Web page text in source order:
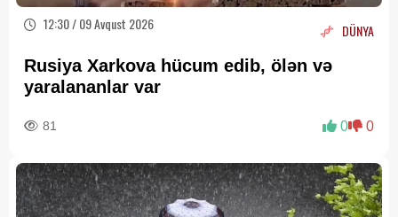
12:30 / 09 Avqust 2026 DÜNYA
Rusiya Xarkova hücum edib, ölən və
yaralananlar var
81 0 0